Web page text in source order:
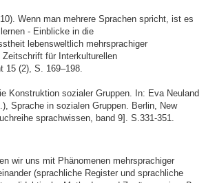
Wenn man mehrere Sprachen spricht, ist es
- Einblicke in die
lebensweltlich mehrsprachiger
Zeitschrift für Interkulturellen
15 (2), S. 169–198.
Konstruktion sozialer Gruppen. In: Eva Neuland
Sprache in sozialen Gruppen. Berlin, New
sprachwissen, band 9]. S.331-351.
wir uns mit Phänomenen mehrsprachiger
(sprachliche Register und sprachliche